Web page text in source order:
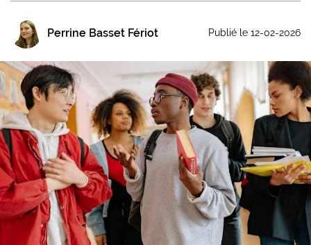
Perrine Basset Fériot Publié le 12-02-2026